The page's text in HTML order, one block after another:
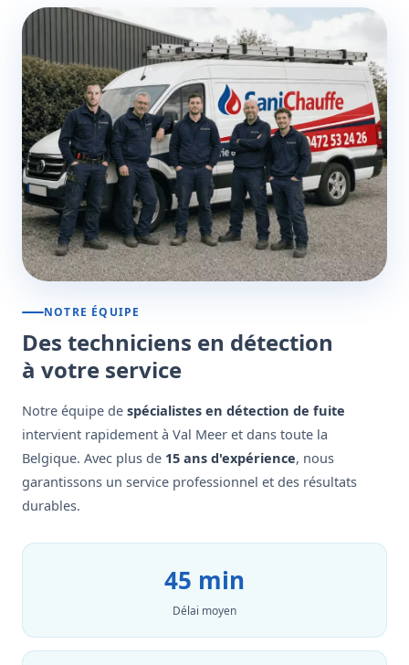
NOTRE ÉQUIPE
Des techniciens en détection
à votre service
Notre équipe de spécialistes en détection de fuite
intervient rapidement à Val Meer et dans toute la
Belgique. Avec plus de 15 ans d'expérience, nous
garantissons un service professionnel et des résultats
durables.
45 min
Délai moyen